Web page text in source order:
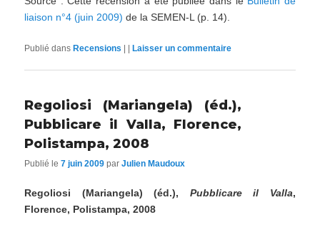
liaison n°4 (juin 2009) de la SEMEN-L (p. 14).
Publié dans Recensions | |Laisser un commentaire
Regoliosi (Mariangela) (éd.),
Pubblicare il Valla, Florence,
Polistampa, 2008
Publié le7 juin 2009 parJulien Maudoux
Regoliosi (Mariangela) (éd.), Pubblicare il Valla,
Florence, Polistampa, 2008